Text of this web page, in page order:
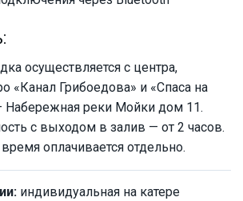
осуществляется с центра,
«Канал Грибоедова» и «Спаса на
Набережная реки Мойки дом 11.
с выходом в залив — от 2 часов.
оплачивается отдельно.
индивидуальная на катере